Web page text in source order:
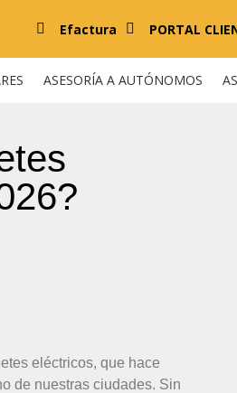
Efactura PORTAL
ASESORÍA A AUTÓNOMOS
eléctricos, que hace
de nuestras ciudades. Sin